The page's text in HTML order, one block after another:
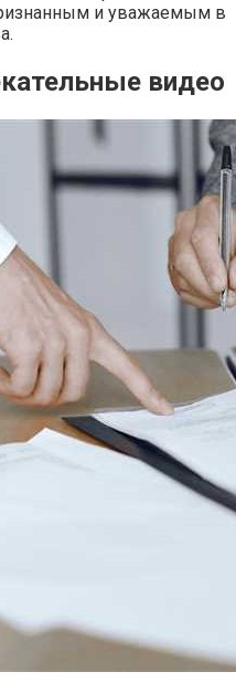
и уважаемым в
видео